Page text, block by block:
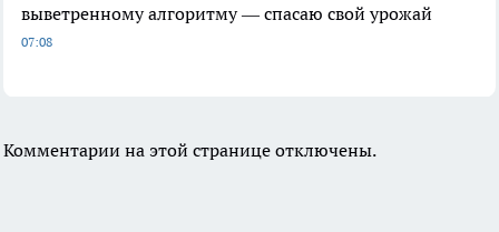
выветренному алгоритму — спасаю свой урожай
07:08
Комментарии на этой странице отключены.